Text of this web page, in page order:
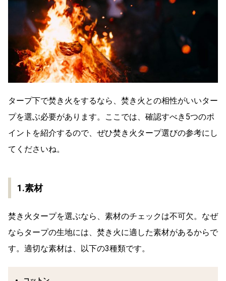
タープ下で焚き火をするなら、焚き火との相性がいいター
プを選ぶ必要があります。ここでは、確認すべき5つのポ
イントを紹介するので、ぜひ焚き火タープ選びの参考にし
てくださいね。
1.素材
焚き火タープを選ぶなら、素材のチェックは不可欠。なぜ
ならタープの生地には、焚き火に適した素材があるからで
す。適切な素材は、以下の3種類です。